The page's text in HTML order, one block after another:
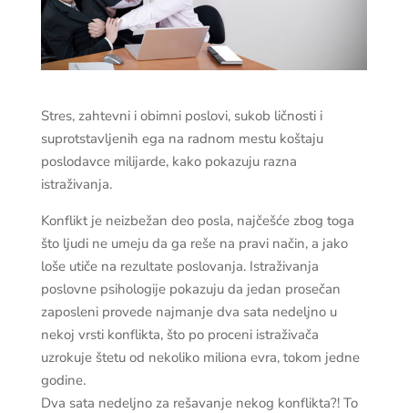
Stres, zahtevni i obimni poslovi, sukob ličnosti i
suprotstavljenih ega na radnom mestu koštaju
poslodavce milijarde, kako pokazuju razna
istraživanja.
Konflikt je neizbežan deo posla, najčešće zbog toga
što ljudi ne umeju da ga reše na pravi način, a jako
loše utiče na rezultate poslovanja. Istraživanja
poslovne psihologije pokazuju da jedan prosečan
zaposleni provede najmanje dva sata nedeljno u
nekoj vrsti konflikta, što po proceni istraživača
uzrokuje štetu od nekoliko miliona evra, tokom jedne
godine.
Dva sata nedeljno za rešavanje nekog konflikta?! To